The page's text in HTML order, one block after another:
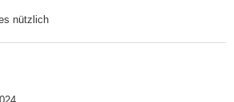
nützlich